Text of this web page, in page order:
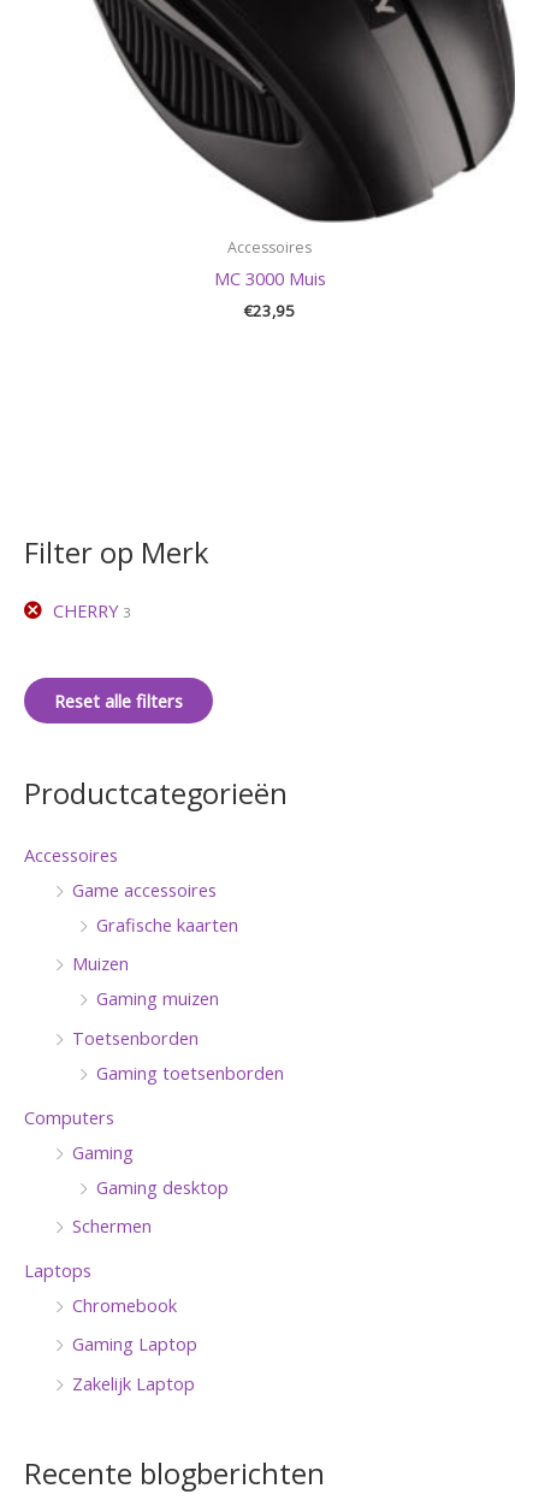
Filter op Merk
CHERRY 3
Reset alle filters
Productcategorieën
Accessoires
Game accessoires
Grafische kaarten
Muizen
Gaming muizen
Toetsenborden
Gaming toetsenborden
Computers
Gaming
Gaming desktop
Schermen
Laptops
Chromebook
Gaming Laptop
Zakelijk Laptop
Recente blogberichten
Accessoires
MC 3000 Muis
€23,95